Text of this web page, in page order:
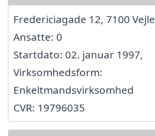
Fredericiagade 12, 7100 Vejle
Ansatte: 0
Startdato: 02. januar 1997,
Virksomhedsform:
Enkeltmandsvirksomhed
CVR: 19796035